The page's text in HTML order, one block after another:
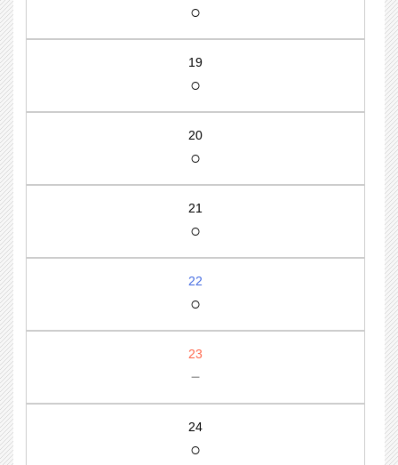
○
19
○
20
○
21
○
22
○
23
－
24
○